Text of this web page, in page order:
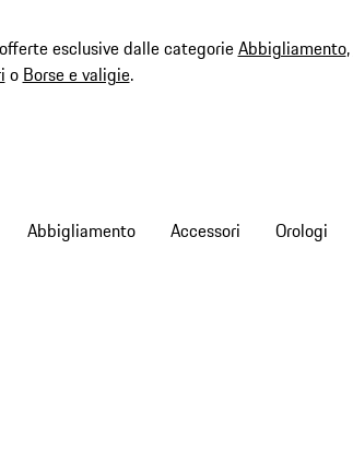
esclusive dalle categorieAbbigliamento,
o Borse e valigie.
Abbigliamento Accessori Orologi